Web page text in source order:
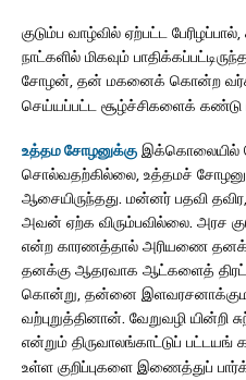
குடும்ப வாழ்வில் ஏற்பட்ட
நாட்களில் மிகவும்
சோழன், தன் மகனைக் கொன்ற
செய்யப்பட்ட சூழ்ச்சிகளைக்
உத்தம சோழனுக்குஇக்கொலையில்
சொல்வதற்கில்லை, உத்தமச்
ஆசையிருந்தது. மன்னர் பதவி
அவன் ஏற்க விரும்பவில்லை. அரச
என்ற காரணத்தால் அரியணை
தனக்கு ஆதரவாக ஆட்களைத்
கொன்று, தன்னை
வற்புறுத்தினான். வேறுவழி
என்றும் திருவாலங்காட்டுப் பட்டயங்
உள்ள குறிப்புகளை இணைத்துப்